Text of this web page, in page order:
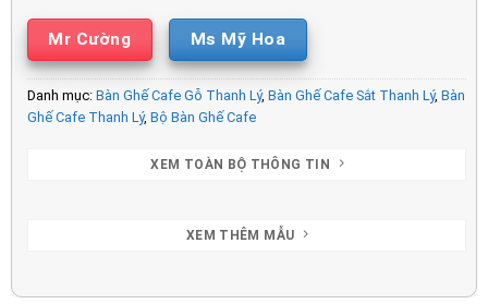
Mr Cường Ms Mỹ Hoa
Danh mục: Bàn Ghế Cafe Gỗ Thanh Lý, Bàn Ghế Cafe Sắt Thanh Lý, Bàn
Ghế Cafe Thanh Lý, Bộ Bàn Ghế Cafe
XEM TOÀN BỘ THÔNG TIN
XEM THÊM MẪU